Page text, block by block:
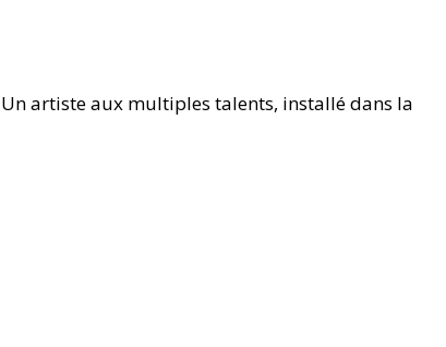
artiste aux multiples talents, installé dans la